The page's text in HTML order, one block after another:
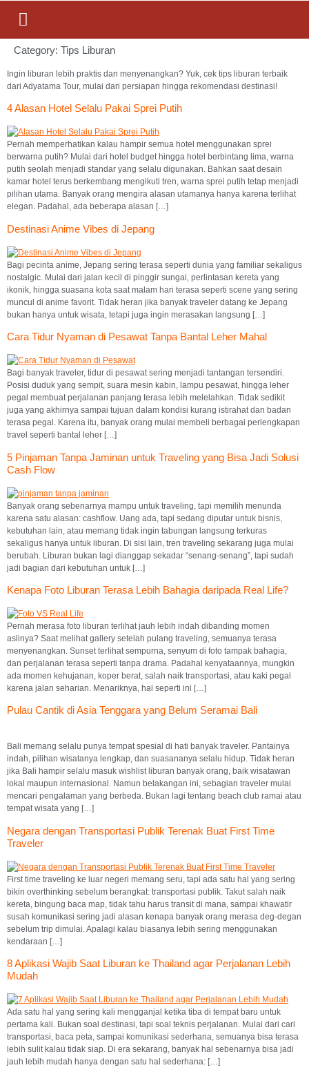
Category: Tips Liburan
Ingin liburan lebih praktis dan menyenangkan? Yuk, cek tips liburan terbaik
dari Adyatama Tour, mulai dari persiapan hingga rekomendasi destinasi!
4 Alasan Hotel Selalu Pakai Sprei Putih
Pernah memperhatikan kalau hampir semua hotel menggunakan sprei
berwarna putih? Mulai dari hotel budget hingga hotel berbintang lima, warna
putih seolah menjadi standar yang selalu digunakan. Bahkan saat desain
kamar hotel terus berkembang mengikuti tren, warna sprei putih tetap menjadi
pilihan utama. Banyak orang mengira alasan utamanya hanya karena terlihat
elegan. Padahal, ada beberapa alasan […]
Destinasi Anime Vibes di Jepang
Bagi pecinta anime, Jepang sering terasa seperti dunia yang familiar sekaligus
nostalgic. Mulai dari jalan kecil di pinggir sungai, perlintasan kereta yang
ikonik, hingga suasana kota saat malam hari terasa seperti scene yang sering
muncul di anime favorit. Tidak heran jika banyak traveler datang ke Jepang
bukan hanya untuk wisata, tetapi juga ingin merasakan langsung […]
Cara Tidur Nyaman di Pesawat Tanpa Bantal Leher Mahal
Bagi banyak traveler, tidur di pesawat sering menjadi tantangan tersendiri.
Posisi duduk yang sempit, suara mesin kabin, lampu pesawat, hingga leher
pegal membuat perjalanan panjang terasa lebih melelahkan. Tidak sedikit
juga yang akhirnya sampai tujuan dalam kondisi kurang istirahat dan badan
terasa pegal. Karena itu, banyak orang mulai membeli berbagai perlengkapan
travel seperti bantal leher […]
5 Pinjaman Tanpa Jaminan untuk Traveling yang Bisa Jadi Solusi
Cash Flow
Banyak orang sebenarnya mampu untuk traveling, tapi memilih menunda
karena satu alasan: cashflow. Uang ada, tapi sedang diputar untuk bisnis,
kebutuhan lain, atau memang tidak ingin tabungan langsung terkuras
sekaligus hanya untuk liburan. Di sisi lain, tren traveling sekarang juga mulai
berubah. Liburan bukan lagi dianggap sekadar “senang-senang”, tapi sudah
jadi bagian dari kebutuhan untuk […]
Kenapa Foto Liburan Terasa Lebih Bahagia daripada Real Life?
Pernah merasa foto liburan terlihat jauh lebih indah dibanding momen
aslinya? Saat melihat gallery setelah pulang traveling, semuanya terasa
menyenangkan. Sunset terlihat sempurna, senyum di foto tampak bahagia,
dan perjalanan terasa seperti tanpa drama. Padahal kenyataannya, mungkin
ada momen kehujanan, koper berat, salah naik transportasi, atau kaki pegal
karena jalan seharian. Menariknya, hal seperti ini […]
Pulau Cantik di Asia Tenggara yang Belum Seramai Bali
Bali memang selalu punya tempat spesial di hati banyak traveler. Pantainya
indah, pilihan wisatanya lengkap, dan suasananya selalu hidup. Tidak heran
jika Bali hampir selalu masuk wishlist liburan banyak orang, baik wisatawan
lokal maupun internasional. Namun belakangan ini, sebagian traveler mulai
mencari pengalaman yang berbeda. Bukan lagi tentang beach club ramai atau
tempat wisata yang […]
Negara dengan Transportasi Publik Terenak Buat First Time
Traveler
First time traveling ke luar negeri memang seru, tapi ada satu hal yang sering
bikin overthinking sebelum berangkat: transportasi publik. Takut salah naik
kereta, bingung baca map, tidak tahu harus transit di mana, sampai khawatir
susah komunikasi sering jadi alasan kenapa banyak orang merasa deg-degan
sebelum trip dimulai. Apalagi kalau biasanya lebih sering menggunakan
kendaraan […]
8 Aplikasi Wajib Saat Liburan ke Thailand agar Perjalanan Lebih
Mudah
Ada satu hal yang sering kali mengganjal ketika tiba di tempat baru untuk
pertama kali. Bukan soal destinasi, tapi soal teknis perjalanan. Mulai dari cari
transportasi, baca peta, sampai komunikasi sederhana, semuanya bisa terasa
lebih sulit kalau tidak siap. Di era sekarang, banyak hal sebenarnya bisa jadi
jauh lebih mudah hanya dengan satu hal sederhana: […]